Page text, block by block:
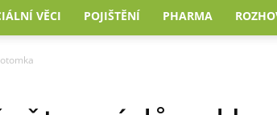
VĚCI POJIŠTĚNÍ PHARMA